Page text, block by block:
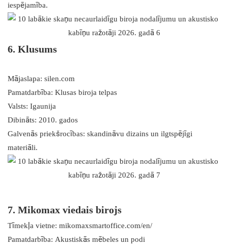
iespējamība.
6. Klusums
Mājaslapa: silen.com
Pamatdarbība: Klusas biroja telpas
Valsts: Igaunija
Dibināts: 2010. gados
Galvenās priekšrocības: skandināvu dizains un ilgtspējīgi
materiāli.
7. Mikomax viedais birojs
Tīmekļa vietne: mikomaxsmartoffice.com/en/
Pamatdarbība: Akustiskās mēbeles un podi